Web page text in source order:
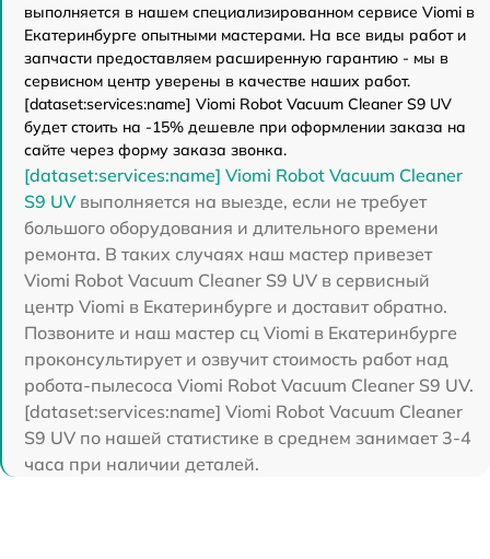
выполняется в нашем специализированном сервисе Viomi в
Екатеринбурге опытными мастерами. На все виды работ и
запчасти предоставляем расширенную гарантию - мы в
сервисном центр уверены в качестве наших работ.
[dataset:services:name] Viomi Robot Vacuum Cleaner S9 UV
будет стоить на -15% дешевле при оформлении заказа на
сайте через форму заказа звонка.
[dataset:services:name] Viomi Robot Vacuum Cleaner
S9 UV выполняется на выезде, если не требует
большого оборудования и длительного времени
ремонта. В таких случаях наш мастер привезет
Viomi Robot Vacuum Cleaner S9 UV в сервисный
центр Viomi в Екатеринбурге и доставит обратно.
Позвоните и наш мастер сц Viomi в Екатеринбурге
проконсультирует и озвучит стоимость работ над
робота-пылесоса Viomi Robot Vacuum Cleaner S9 UV.
[dataset:services:name] Viomi Robot Vacuum Cleaner
S9 UV по нашей статистике в среднем занимает 3-4
часа при наличии деталей.